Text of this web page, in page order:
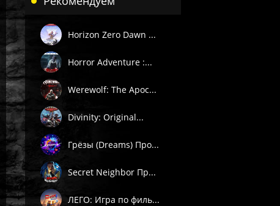
Horizon Zero Dawn ...
Horror Adventure :...
Werewolf: The Apoc...
Divinity: Original...
Грёзы (Dreams) Про...
Secret Neighbor Пр...
ЛЕГО: Игра по филь...